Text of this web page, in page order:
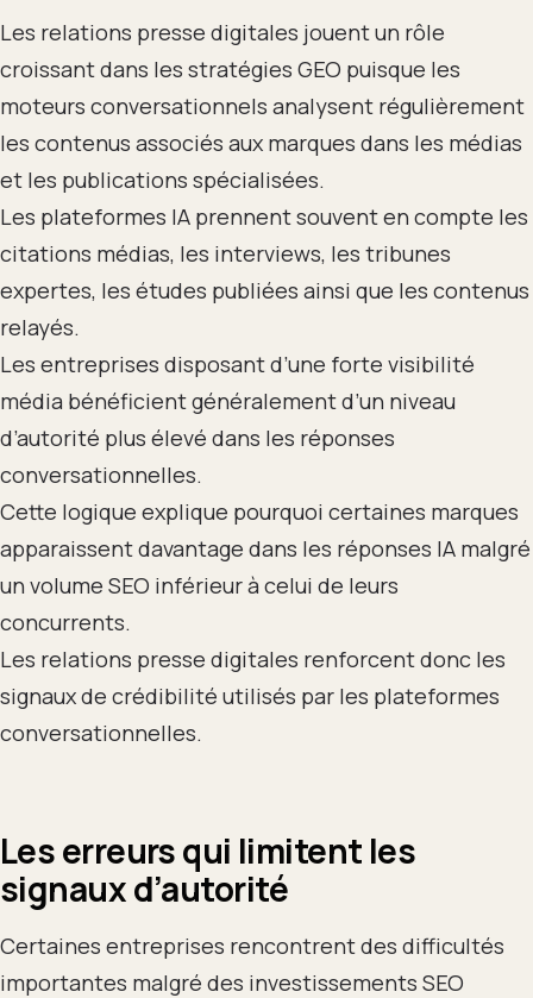
Les relations presse digitales jouent un rôle
croissant dans les stratégies GEO puisque les
moteurs conversationnels analysent régulièrement
les contenus associés aux marques dans les médias
et les publications spécialisées.
Les plateformes IA prennent souvent en compte les
citations médias, les interviews, les tribunes
expertes, les études publiées ainsi que les contenus
relayés.
Les entreprises disposant d’une forte visibilité
média bénéficient généralement d’un niveau
d’autorité plus élevé dans les réponses
conversationnelles.
Cette logique explique pourquoi certaines marques
apparaissent davantage dans les réponses IA malgré
un volume SEO inférieur à celui de leurs
concurrents.
Les relations presse digitales renforcent donc les
signaux de crédibilité utilisés par les plateformes
conversationnelles.
Les erreurs qui limitent les
signaux d’autorité
Certaines entreprises rencontrent des difficultés
importantes malgré des investissements SEO